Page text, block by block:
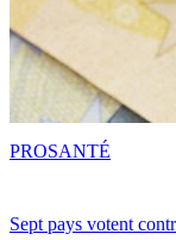
Sept pays votent
PROSANTÉ